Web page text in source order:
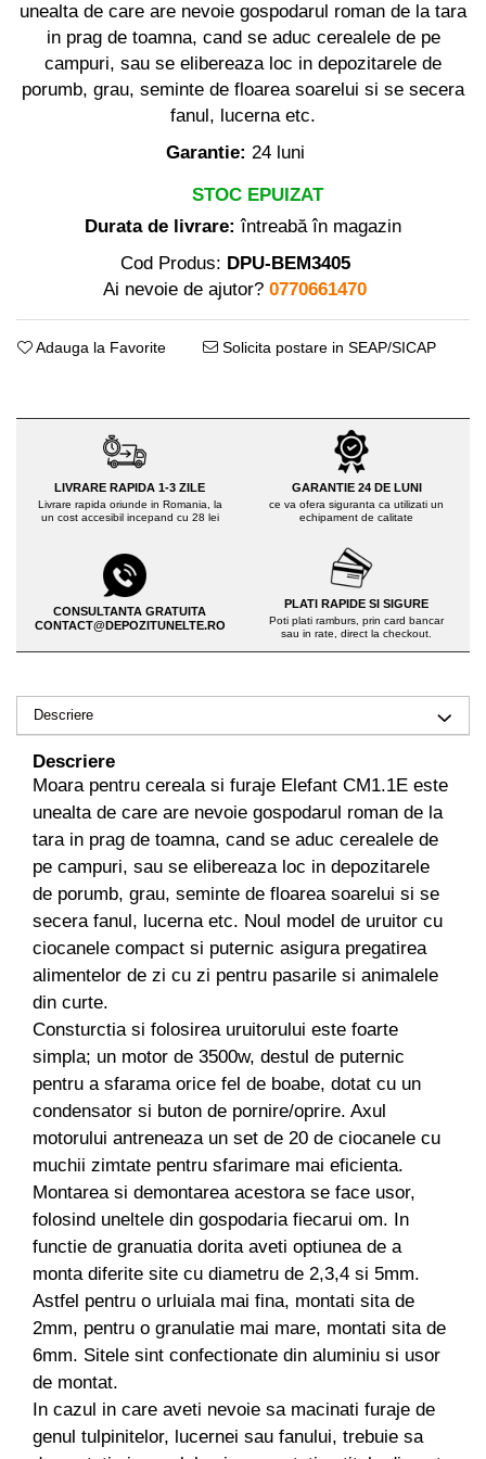
Semanatori
Sere
Aparat spalat cu presiune
Curatare pavaj
Echipamente pentru atelier
Grill-uri si gratare
Lopeti pentru zapada
Unelte pentru gradina
Drujbe cu acumulator
Drujbe electrice
Drujbe pe benzina
Echipamente ferma
Freze pentru zapada
Instalatii sanitare
Chiuvete
Intretinere
Masini de maturat si accesorii
Motocoase
Accesorii motocositoare
Accesorii pentru masini de tuns
gazon
Masini de tuns iarba/gazon
Tractorase pentru gazon
Mobilier pentru gradina
Mori de macinat cereale
Pompe de apa
Motopompe
Accesorii pentru irigatii
Furtunuri
Hidrofoare
Pompe de apa de suprafata
Pompe recirculare
Pompe submersibile
Sisteme de irigat si stropit
Timp liber
Accesorii pentru ATV
Alte vehicule electrice
ATV-uri
Biciclete
Scuter
Tocatoare resturi vegetale
Echipamente electrice
Aeroterme industriale
Aparate de aer conditionat
Bormasini cu coloana
Telemetre Digitale
Aparate de sudura
Accesorii aparate sudura
Aparate de sudura cu plasma
Invertoare sudura - IGBT / MMA
Accesorii auto
Compresoare aer
Echipamente pentru protectia
Generatoare
Pistoale de lipit
unealta de care are nevoie gospodarul roman de la tara
in prag de toamna, cand se aduc cerealele de pe
campuri, sau se elibereaza loc in depozitarele de
porumb, grau, seminte de floarea soarelui si se secera
fanul, lucerna etc.
Garantie: 24 luni
STOC EPUIZAT
Durata de livrare: întreabă în magazin
Cod Produs: DPU-BEM3405
Ai nevoie de ajutor? 0770661470
Adauga la Favorite Solicita postare in SEAP/SICAP
LIVRARE RAPIDA 1-3 ZILE
Livrare rapida oriunde in Romania, la
un cost accesibil incepand cu 28 lei
GARANTIE 24 DE LUNI
ce va ofera siguranta ca utilizati un
echipament de calitate
CONSULTANTA GRATUITA
CONTACT@DEPOZITUNELTE.RO
PLATI RAPIDE SI SIGURE
Poti plati ramburs, prin card bancar
sau in rate, direct la checkout.
Descriere
Descriere
Moara pentru cereala si furaje Elefant CM1.1E este
unealta de care are nevoie gospodarul roman de la
tara in prag de toamna, cand se aduc cerealele de
pe campuri, sau se elibereaza loc in depozitarele
de porumb, grau, seminte de floarea soarelui si se
secera fanul, lucerna etc. Noul model de uruitor cu
ciocanele compact si puternic asigura pregatirea
alimentelor de zi cu zi pentru pasarile si animalele
din curte.
Consturctia si folosirea uruitorului este foarte
simpla; un motor de 3500w, destul de puternic
pentru a sfarama orice fel de boabe, dotat cu un
condensator si buton de pornire/oprire. Axul
motorului antreneaza un set de 20 de ciocanele cu
muchii zimtate pentru sfarimare mai eficienta.
Montarea si demontarea acestora se face usor,
folosind uneltele din gospodaria fiecarui om. In
functie de granuatia dorita aveti optiunea de a
monta diferite site cu diametru de 2,3,4 si 5mm.
Astfel pentru o urluiala mai fina, montati sita de
2mm, pentru o granulatie mai mare, montati sita de
6mm. Sitele sint confectionate din aluminiu si usor
de montat.
In cazul in care aveti nevoie sa macinati furaje de
genul tulpinitelor, lucernei sau fanului, trebuie sa